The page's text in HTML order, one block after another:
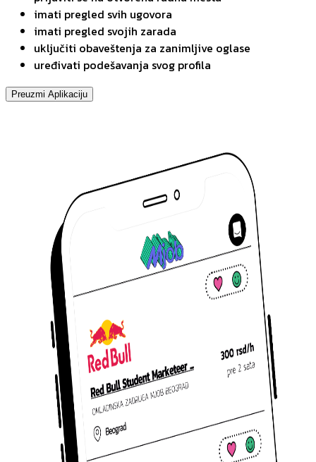
imati pregled svih ugovora
imati pregled svojih zarada
uključiti obaveštenja za zanimljive oglase
uređivati podešavanja svog profila
Preuzmi Aplikaciju